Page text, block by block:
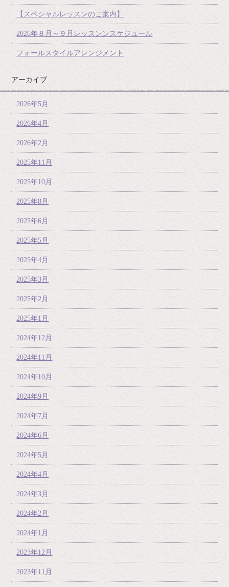
【スペシャルレッスンのご案内】
2026年８月～９月レッスンンスケジュール
フォールスタイルアレンジメント
アーカイブ
2026年5月
2026年4月
2026年2月
2025年11月
2025年10月
2025年8月
2025年6月
2025年5月
2025年4月
2025年3月
2025年2月
2025年1月
2024年12月
2024年11月
2024年10月
2024年9月
2024年7月
2024年6月
2024年5月
2024年4月
2024年3月
2024年2月
2024年1月
2023年12月
2023年11月